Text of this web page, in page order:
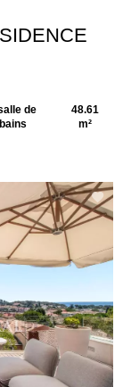
de
bains
48.61
m²